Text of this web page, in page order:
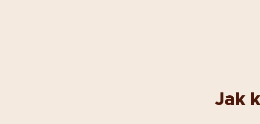
Jak